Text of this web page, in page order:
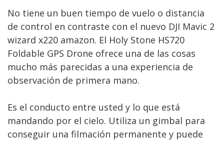
No tiene un buen tiempo de vuelo o distancia
de control en contraste con el nuevo DJI Mavic 2
wizard x220 amazon. El Holy Stone HS720
Foldable GPS Drone ofrece una de las cosas
mucho más parecidas a una experiencia de
observación de primera mano.
Es el conducto entre usted y lo que está
mandando por el cielo. Utiliza un gimbal para
conseguir una filmación permanente y puede